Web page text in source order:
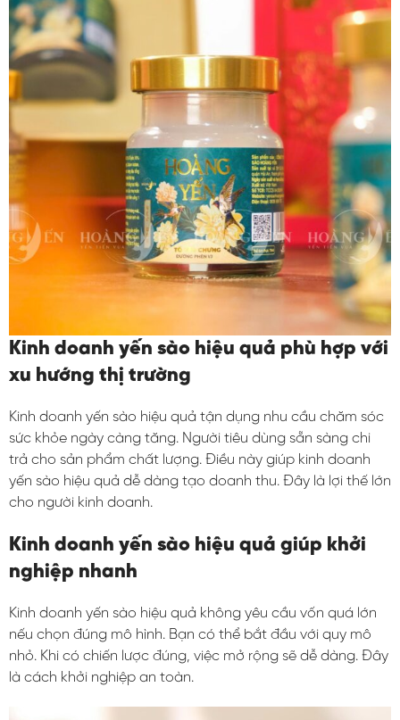
Kinh doanh yến sào hiệu quả phù hợp với
xu hướng thị trường
Kinh doanh yến sào hiệu quả tận dụng nhu cầu chăm sóc
sức khỏe ngày càng tăng. Người tiêu dùng sẵn sàng chi
trả cho sản phẩm chất lượng. Điều này giúp kinh doanh
yến sào hiệu quả dễ dàng tạo doanh thu. Đây là lợi thế lớn
cho người kinh doanh.
Kinh doanh yến sào hiệu quả giúp khởi
nghiệp nhanh
Kinh doanh yến sào hiệu quả không yêu cầu vốn quá lớn
nếu chọn đúng mô hình. Bạn có thể bắt đầu với quy mô
nhỏ. Khi có chiến lược đúng, việc mở rộng sẽ dễ dàng. Đây
là cách khởi nghiệp an toàn.